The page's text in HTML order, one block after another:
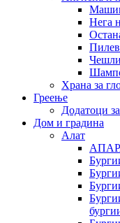
Нега
Храна за
Греење
Додатоци
Дом и градина
Алат